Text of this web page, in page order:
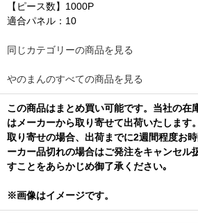
【ピース数】1000P
適合パネル：10
同じカテゴリーの商品を見る
やのまんのすべての商品を見る
この商品はまとめ買い可能です。当社の在
はメーカーから取り寄せて出荷いたします。
取り寄せの場合、出荷までに2週間程度お
ーカー品切れの場合はご発注をキャンセル
すことをあらかじめ御了承ください｡
※画像はイメージです。